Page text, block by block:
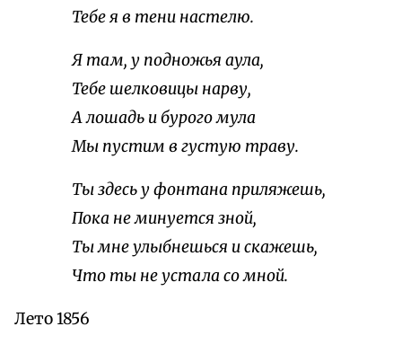
Тебе я в тени настелю.
Я там, у подножья аула,
Тебе шелковицы нарву,
А лошадь и бурого мула
Мы пустим в густую траву.
Ты здесь у фонтана приляжешь,
Пока не минуется зной,
Ты мне улыбнешься и скажешь,
Что ты не устала со мной.
Лето 1856